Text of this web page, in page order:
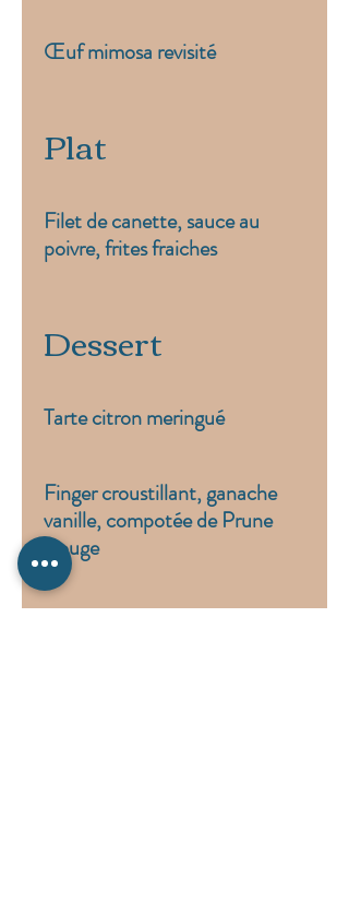
Œuf mimosa revisité
Plat
Filet de canette, sauce au
poivre, frites fraiches
Dessert
Tarte citron meringué
Finger croustillant, ganache
vanille, compotée de Prune
Rouge